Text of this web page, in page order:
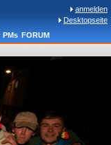
anmelden
Desktopseite
PMs FORUM